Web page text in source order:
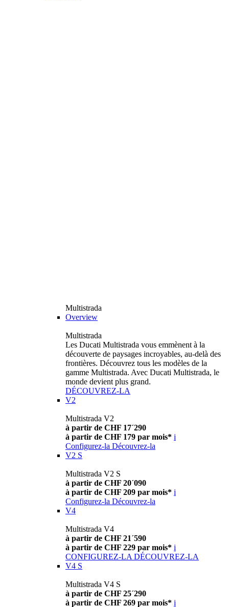
Multistrada
Overview
Multistrada
Les Ducati Multistrada vous emmènent à la
découverte de paysages incroyables, au-delà des
frontières. Découvrez tous les modèles de la
gamme Multistrada. Avec Ducati Multistrada, le
monde devient plus grand.
DÉCOUVREZ-LA
V2
Multistrada V2
à partir de CHF 17´290
à partir de CHF 179 par mois* i
Configurez-la Découvrez-la
V2 S
Multistrada V2 S
à partir de CHF 20´090
à partir de CHF 209 par mois* i
Configurez-la Découvrez-la
V4
Multistrada V4
à partir de CHF 21´590
à partir de CHF 229 par mois* i
CONFIGUREZ-LA DÉCOUVREZ-LA
V4 S
Multistrada V4 S
à partir de CHF 25´290
à partir de CHF 269 par mois* i